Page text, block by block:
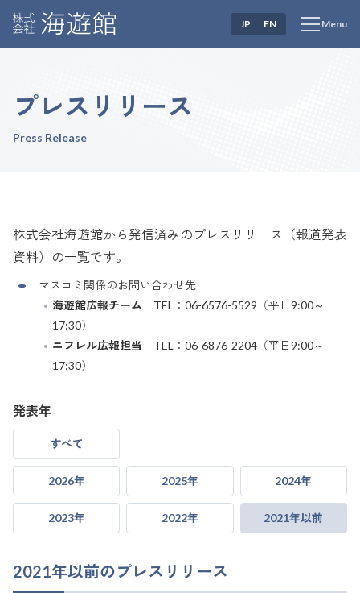
Menu
JP EN
プレスリリース
Press Release
株式会社海遊館から発信済みのプレスリリース（報道発表
資料）の一覧です。
マスコミ関係のお問い合わせ先
海遊館広報チーム TEL：06-6576-5529（平日9:00～
17:30）
ニフレル広報担当
TEL：06-6876-2204（平日9:00～
17:30）
発表年
すべて
2026年 2025年 2024年
2023年 2022年 2021年以前
2021年以前のプレスリリース